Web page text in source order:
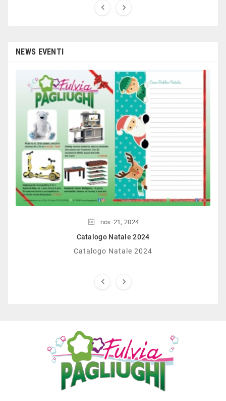
sezione dedicata all’arredo giardino, giochi all’aperto,
 
NEWS EVENTI
nov 21, 2024
Catalogo Natale 2024
Catalogo Natale 2024
 